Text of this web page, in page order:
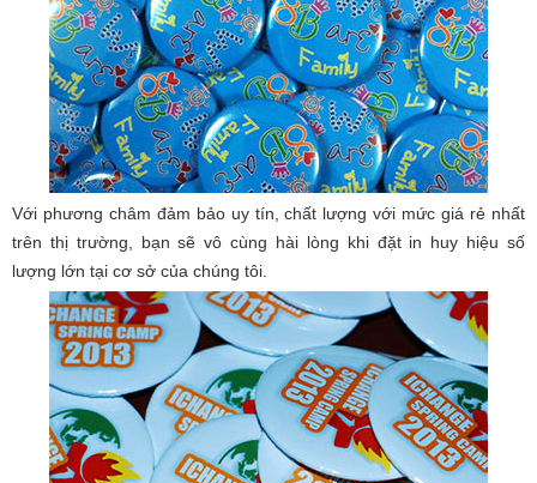
Với phương châm đảm bảo uy tín, chất lượng với mức giá rẻ nhất
trên thị trường, bạn sẽ vô cùng hài lòng khi đặt in huy hiệu số
lượng lớn tại cơ sở của chúng tôi.